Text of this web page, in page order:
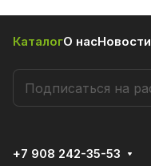
КаталогО насНовости
+7 908 242-35-53